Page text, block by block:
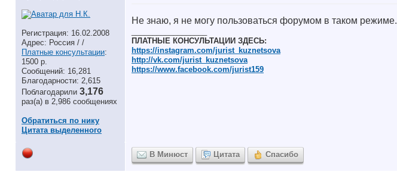
Регистрация: 16.02.2008
Адрес: Россия / /
Платные консультации:
1500 р.
Сообщений: 16,281
Благодарности: 2,615
Поблагодарили 3,176
раз(а) в 2,986 сообщениях
Обратиться по нику
Цитата выделенного
Не знаю, я не могу пользоваться форумом в таком режиме.
ПЛАТНЫЕ КОНСУЛЬТАЦИИ ЗДЕСЬ:
https://instagram.com/jurist_kuznetsova
http://vk.com/jurist_kuznetsova
https://www.facebook.com/jurist159
В Минюст Цитата Спасибо